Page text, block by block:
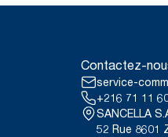
Contactez-
service-
+216 71 11
SANCELLA
52 Rue 8601